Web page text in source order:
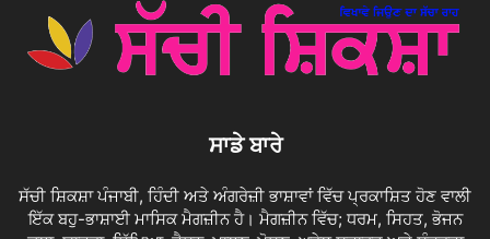
ਸਾਡੇ ਬਾਰੇ
ਸੱਚੀ ਸ਼ਿਕਸ਼ਾ ਪੰਜਾਬੀ, ਹਿੰਦੀ ਅਤੇ ਅੰਗਰੇਜ਼ੀ ਭਾਸ਼ਾਵਾਂ ਵਿੱਚ ਪ੍ਰਕਾਸ਼ਿਤ ਹੋਣ ਵਾਲੀ
ਇੱਕ ਬਹੁ-ਭਾਸ਼ਾਈ ਮਾਸਿਕ ਮੈਗਜ਼ੀਨ ਹੈ। ਮੈਗਜ਼ੀਨ ਵਿੱਚ; ਧਰਮ, ਸਿਹਤ, ਭੋਜਨ